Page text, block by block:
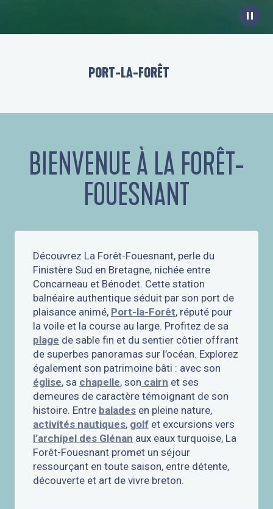
PORT-LA-FORÊT
BIENVENUE À LA FORÊT-
FOUESNANT
Découvrez La Forêt-Fouesnant, perle du
Finistère Sud en Bretagne, nichée entre
Concarneau et Bénodet. Cette station
balnéaire authentique séduit par son port de
plaisance animé, Port-la-Forêt, réputé pour
la voile et la course au large. Profitez de sa
plage de sable fin et du sentier côtier offrant
de superbes panoramas sur l’océan. Explorez
également son patrimoine bâti : avec son
église, sa chapelle, son cairn et ses
demeures de caractère témoignant de son
histoire. Entre balades en pleine nature,
activités nautiques, golf et excursions vers
l’archipel des Glénan aux eaux turquoise, La
Forêt-Fouesnant promet un séjour
ressourçant en toute saison, entre détente,
découverte et art de vivre breton.